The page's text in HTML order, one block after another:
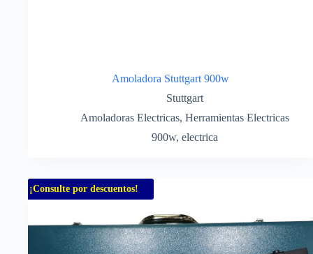
Amoladora Stuttgart 900w
Stuttgart
Amoladoras Electricas, Herramientas Electricas
900w, electrica
¡Consulte por descuentos!